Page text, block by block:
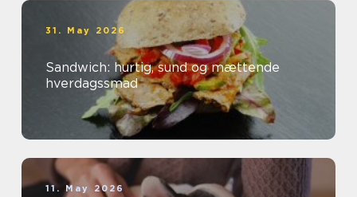
31. May 2026
Sandwich: hurtig, sund og mættende
hverdagssmad
11. May 2026